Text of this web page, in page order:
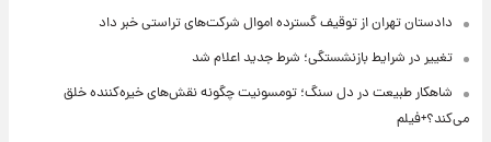
دادستان تهران از توقیف گسترده اموال شرکت‌های تراستی خبر داد
تغییر در شرایط بازنشستگی؛ شرط جدید اعلام شد
شاهکار طبیعت در دل سنگ؛ تومسونیت چگونه نقش‌های خیره‌کننده خلق
می‌کند؟+فیلم